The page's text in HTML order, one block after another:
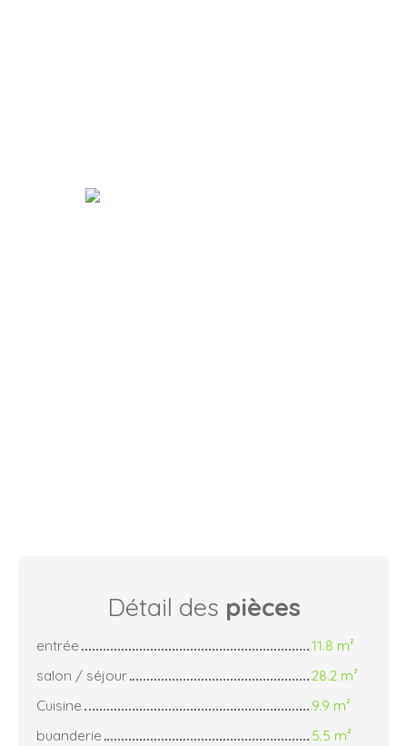
Détail des pièces
entrée
11.8 m²
salon / séjour
28.2 m²
Cuisine
9.9 m²
buanderie
5.5 m²